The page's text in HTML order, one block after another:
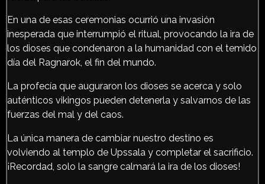
En una de esas ceremonias ocurrió una invasión
inesperada que interrumpió el ritual, provocando la ira de
los dioses que condenaron a la humanidad con el temido
día del Ragnarok, el fin del mundo.
La profecía que auguraron los dioses se acerca y solo
auténticos vikingos pueden detenerla y salvarnos de las
fuerzas del mal y del caos.
La única manera de cambiar nuestro destino es
volviendo al templo de Upssala y completar el sacrificio.
¡Recordad, solo la sangre calmará la ira de los dioses!